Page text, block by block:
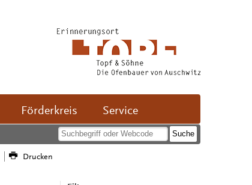
Förderkreis Service
Drucken